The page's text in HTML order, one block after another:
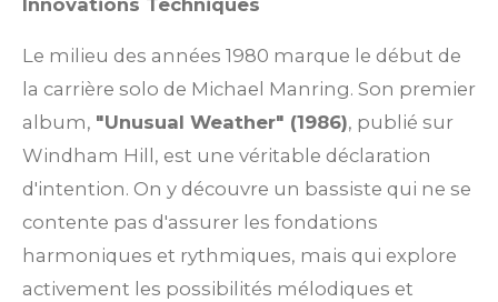
Le milieu des années 1980 marque le début de
la carrière solo de Michael Manring. Son premier
album, "Unusual Weather" (1986), publié sur
Windham Hill, est une véritable déclaration
d'intention. On y découvre un bassiste qui ne se
contente pas d'assurer les fondations
harmoniques et rythmiques, mais qui explore
activement les possibilités mélodiques et